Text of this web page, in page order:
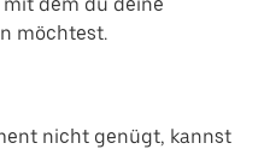
möchtest.
nicht genügt, kannst